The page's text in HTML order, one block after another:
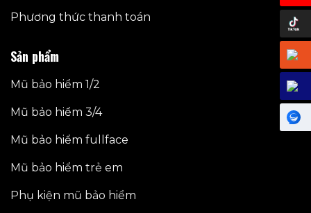
Phương thức thanh toán
Sản phẩm
Mũ bảo hiểm 1/2
Mũ bảo hiểm 3/4
Mũ bảo hiểm fullface
Mũ bảo hiểm trẻ em
Phụ kiện mũ bảo hiểm